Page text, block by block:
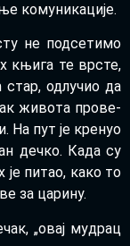
ко­му­ни­ка­ци­је.
не под­се­ти­мо
књи­га те вр­сте,
од­лу­чио да
жи­во­та про­ве­
На пут је кре­нуо
деч­ко. Ка­да су
пи­тао, ка­ко то
за ца­ри­ну.
„овај му­драц